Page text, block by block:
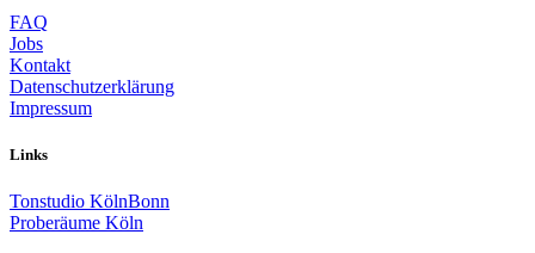
FAQ
Jobs
Kontakt
Datenschutzerklärung
Impressum
Links
Tonstudio KölnBonn
Proberäume Köln